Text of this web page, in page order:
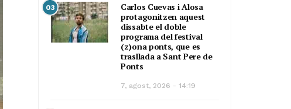
03
Carlos Cuevas i Alosa
protagonitzen aquest
dissabte el doble
programa del festival
(z)ona ponts, que es
trasllada a Sant Pere de
Ponts
7, agost, 2026 - 14:19